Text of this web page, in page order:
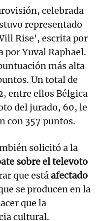
celebrada
representado
Rise', escrita por
por Yuval Raphael.
más alta
Un total de
entre ellos Bélgica
del jurado, 60, le
con 357 puntos.
solicitó a la
sobre el televoto
que estáafectado
se producen en la
que la
cultural.